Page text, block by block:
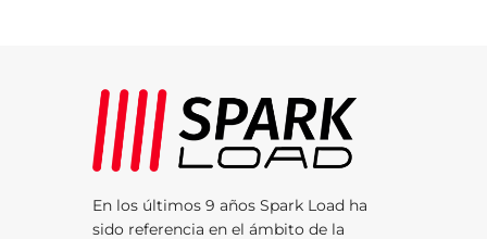
En los últimos 9 años Spark Load ha
sido referencia en el ámbito de la